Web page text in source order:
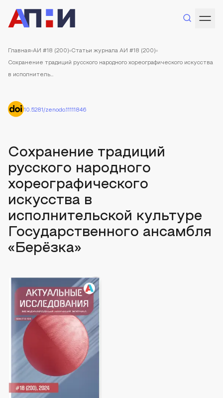
Главная АИ #18 (200) Статьи журнала АИ #18 (200)
Сохранение традиций русского народного хореографического искусства
в исполнитель...
10.5281/zenodo.11111846
Сохранение традиций
русского народного
хореографического
искусства в
исполнительской культуре
Государственного ансамбля
«Берёзка»